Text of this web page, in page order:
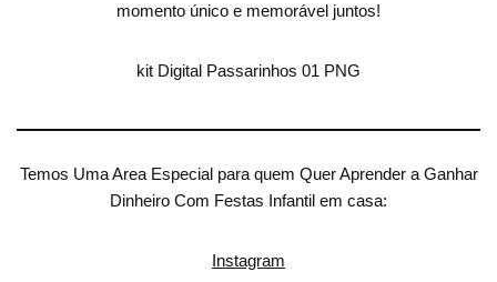
momento único e memorável juntos!
kit Digital Passarinhos 01 PNG
Temos Uma Area Especial para quem Quer Aprender a Ganhar
Dinheiro Com Festas Infantil em casa:
Instagram